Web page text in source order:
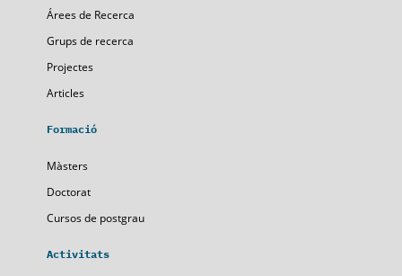
Árees de Recerca
Grups de recerca
Projectes
Articles
Formació
Màsters
Doctorat
Cursos de postgrau
Activitats